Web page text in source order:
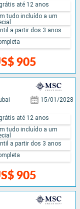
905
até 12 anos
tudo incluído a um
a partir dos 3 anos
15/01/2028
905
até 12 anos
tudo incluído a um
a partir dos 3 anos